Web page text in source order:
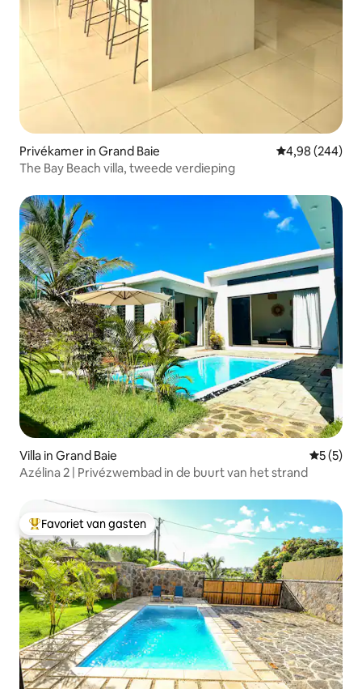
Privékamer in Grand Baie Gemiddelde
4,98 (244)
The Bay Beach villa, tweede verdieping
Villa in Grand Baie
5 (5)
Azélina 2 | Privézwembad in de buurt van het strand
Topfavoriet van gasten
Favoriet van gasten